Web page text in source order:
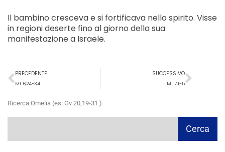
Il bambino cresceva e si fortificava nello spirito. Visse
in regioni deserte fino al giorno della sua
manifestazione a Israele.
Precedente
PRECEDENTE
Mt 6,24-34
SUCCESSIVO
Mt 7,1-5
Ricerca Omelia (es. Gv 20,19-31 )
Cerca